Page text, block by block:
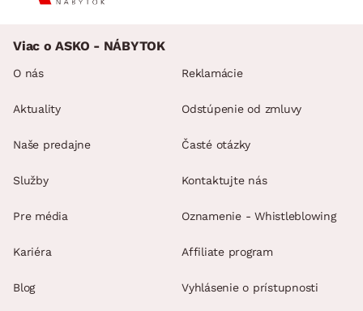
Viac o ASKO - NÁBYTOK
O nás
Aktuality
Naše predajne
Služby
Pre média
Kariéra
Blog
Reklamácie
Odstúpenie od zmluvy
Časté otázky
Kontaktujte nás
Oznamenie - Whistleblowing
Affiliate program
Vyhlásenie o prístupnosti